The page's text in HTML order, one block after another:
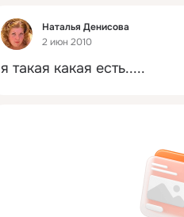
Фид
Наталья Денисова
2 июн 2010
я такая какая есть.....